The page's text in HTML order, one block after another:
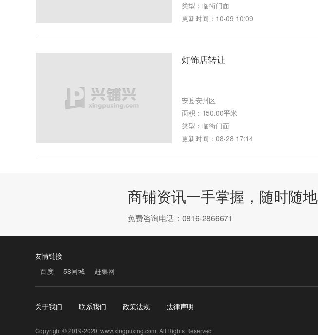
类型：临街门面
更新时间：10-09 10:09
灯饰店转让
安县安州区
面积：150.00平米
类型：临街门面
更新时间：08-28 17:14
商铺资讯一手掌握，随时随地
免费咨询电话：0816-2866671
友情链接
百度
58同城 赶集网
关于我们 联系我们 政策法规 法律声明
Copyright © 2019-2020 www.xingpuxing.com, All Rights Reserved